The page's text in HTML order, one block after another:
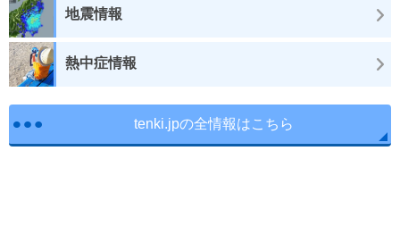
地震情報
熱中症情報
tenki.jpの全情報はこちら